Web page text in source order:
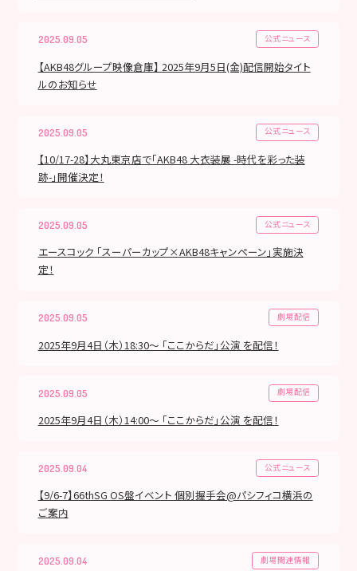
2025.09.05 公式ニュース
【AKB48グループ映像倉庫】 2025年9月5日(金)配信開始タイト
ルのお知らせ
2025.09.05 公式ニュース
【10/17-28】大丸東京店で「AKB48 大衣装展 -時代を彩った装
跡-」開催決定！
2025.09.05 公式ニュース
エースコック 「スーパーカップ×AKB48キャンペーン」実施決
定！
2025.09.05 劇場配信
2025年9月4日（木）18:30～ 「ここからだ」公演 を配信！
2025.09.05 劇場配信
2025年9月4日（木）14:00～ 「ここからだ」公演 を配信！
2025.09.04 公式ニュース
【9/6-7】66thSG OS盤イベント 個別握手会@パシフィコ横浜の
ご案内
2025.09.04 劇場関連情報